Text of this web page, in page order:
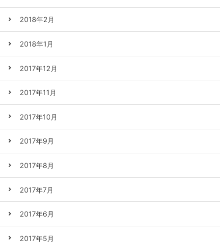
2018年2月
2018年1月
2017年12月
2017年11月
2017年10月
2017年9月
2017年8月
2017年7月
2017年6月
2017年5月